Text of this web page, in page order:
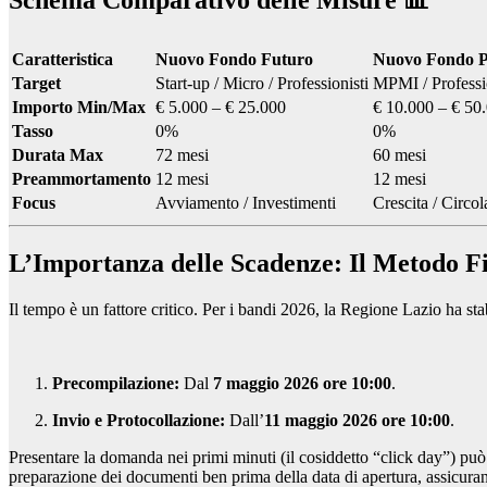
Caratteristica Nuovo Fondo Futuro
Nuovo Fondo
Target
Start-up / Micro / Professionisti MPMI /
Importo Min/Max € 5.000 – € 25.000
€ 10.000 – €
Tasso
0%
0%
Durata Max
72 mesi
60 mesi
Preammortamento 12 mesi
12 mesi
Focus
Avviamento / Investimenti Crescita /
L’Importanza delle Scadenze: Il Metodo
Il tempo è un fattore critico. Per i bandi 2026, la Regione Lazio ha
Precompilazione: Dal 7 maggio 2026 ore 10:00.
Invio e Protocollazione: Dall’11 maggio 2026 ore 10:00.
Presentare la domanda nei primi minuti (il cosiddetto “click day”)
preparazione dei documenti ben prima della data di apertura,